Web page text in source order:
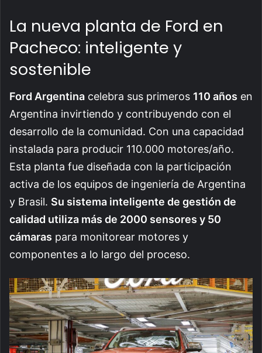
La nueva planta de Ford en
Pacheco: inteligente y
sostenible
Ford Argentina celebra sus primeros 110 años en
Argentina invirtiendo y contribuyendo con el
desarrollo de la comunidad. Con una capacidad
instalada para producir 110.000 motores/año.
Esta planta fue diseñada con la participación
activa de los equipos de ingeniería de Argentina
y Brasil. Su sistema inteligente de gestión de
calidad utiliza más de 2000 sensores y 50
cámaras para monitorear motores y
componentes a lo largo del proceso.